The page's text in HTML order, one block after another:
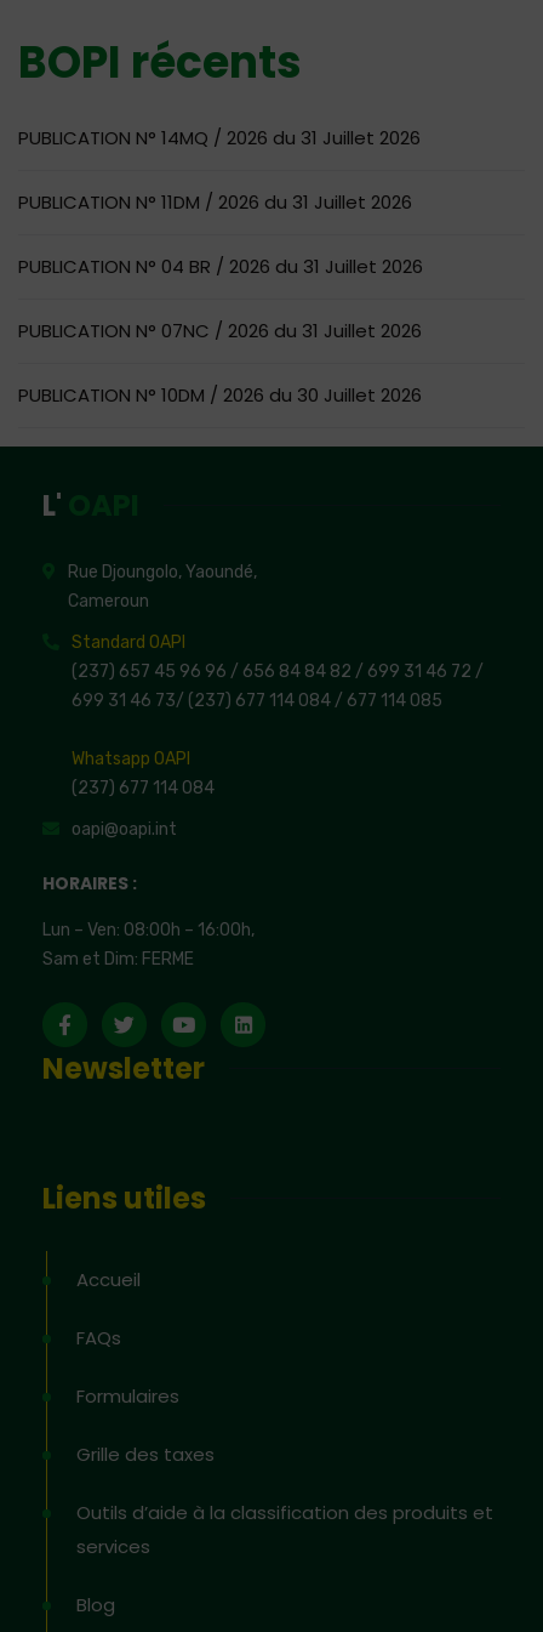
BOPI récents
PUBLICATION N° 14MQ / 2026 du 31 Juillet 2026
PUBLICATION N° 11DM / 2026 du 31 Juillet 2026
PUBLICATION N° 04 BR / 2026 du 31 Juillet 2026
PUBLICATION N° 07NC / 2026 du 31 Juillet 2026
PUBLICATION N° 10DM / 2026 du 30 Juillet 2026
L'
Rue Djoungolo, Yaoundé,
Cameroun
Standard OAPI
(237) 657 45 96 96 / 656 84 84 82 / 699 31 46 72 /
699 31 46 73/ (237) 677 114 084 / 677 114 085
Whatsapp OAPI
(237) 677 114 084
oapi@oapi.int
HORAIRES :
Lun – Ven: 08:00h – 16:00h,
Sam et Dim: FERME
Newsletter
Liens utiles
Accueil
FAQs
Formulaires
Grille des taxes
Outils d’aide à la classification des produits et
services
Blog